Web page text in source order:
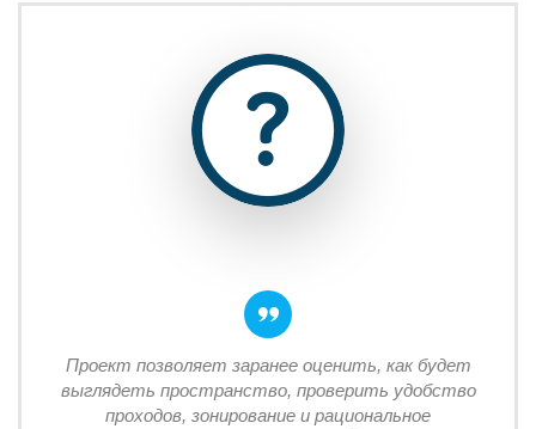
Проект позволяет заранее оценить, как будет
выглядеть пространство, проверить удобство
проходов, зонирование и рациональное